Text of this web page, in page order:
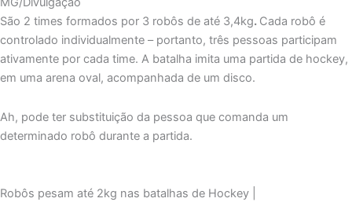
São 2 times formados por 3 robôs de até 3,4kg. Cada robô é
controlado individualmente – portanto, três pessoas participam
ativamente por cada time. A batalha imita uma partida de hockey,
em uma arena oval, acompanhada de um disco.
Ah, pode ter substituição da pessoa que comanda um
determinado robô durante a partida.
Robôs pesam até 2kg nas batalhas de Hockey |